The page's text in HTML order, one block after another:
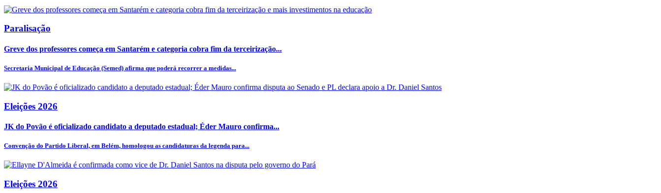
Paralisação
Greve dos professores começa em Santarém e categoria cobra fim da terceirização...
Secretaria Municipal de Educação (Semed) afirma que poderá recorrer a medidas...
Eleições 2026
JK do Povão é oficializado candidato a deputado estadual; Éder Mauro confirma...
Convenção do Partido Liberal, em Belém, homologou as candidaturas da legenda para...
Eleições 2026